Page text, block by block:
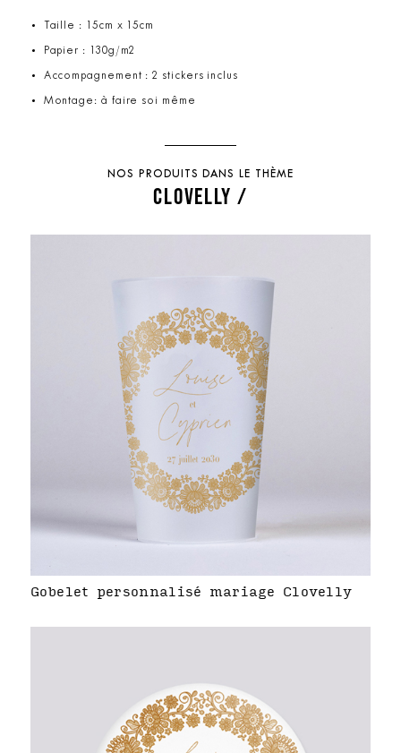
Taille : 15cm x 15cm
Papier : 130g/m2
Accompagnement : 2 stickers inclus
Montage: à faire soi même
NOS PRODUITS DANS LE THÈME
CLOVELLY /
Gobelet personnalisé mariage Clovelly